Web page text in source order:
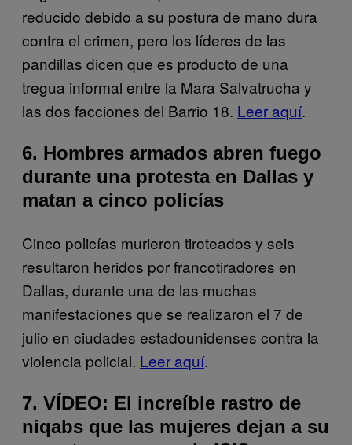
reducido debido a su postura de mano dura
contra el crimen, pero los líderes de las
pandillas dicen que es producto de una
tregua informal entre la Mara Salvatrucha y
las dos facciones del Barrio 18. Leer aquí.
6. Hombres armados abren fuego
durante una protesta en Dallas y
matan a cinco policías
Cinco policías murieron tiroteados y seis
resultaron heridos por francotiradores en
Dallas, durante una de las muchas
manifestaciones que se realizaron el 7 de
julio en ciudades estadounidenses contra la
violencia policial. Leer aquí.
7. VÍDEO: El increíble rastro de
niqabs que las mujeres dejan a su